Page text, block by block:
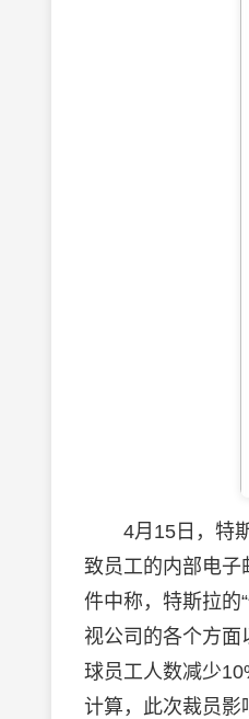
4月15日，特斯
致员工的内部电子
件中称，特斯拉的
视公司的各个方面
球员工人数减少
计算，此次裁员影